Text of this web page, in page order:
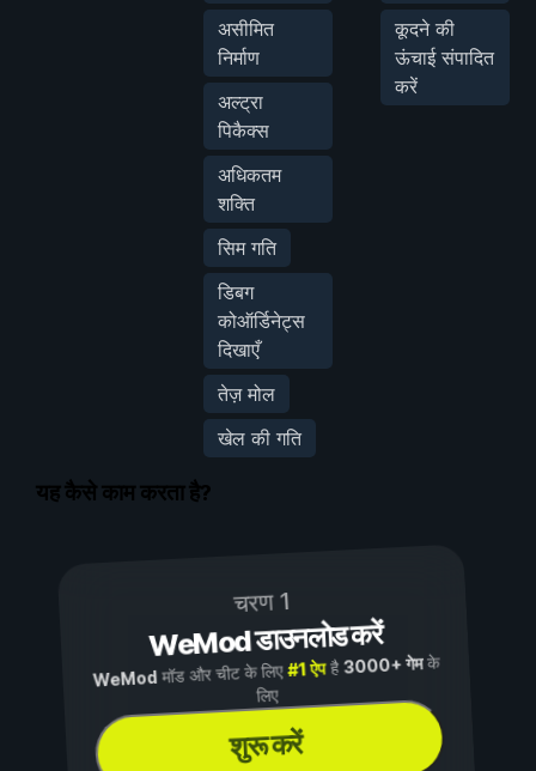
असीमित
निर्माण
अल्ट्रा
पिकैक्स
अधिकतम
शक्ति
सिम गति
डिबग
कोऑर्डिनेट्स
दिखाएँ
तेज़ मोल
खेल की गति
कूदने की
ऊंचाई संपादित
करें
यह कैसे काम करता है?
चरण 1
WeMod डाउनलोड करें
WeMod मॉड और चीट के लिए#1 ऐपहै3000+ गेमके
लिए
शुरू करें